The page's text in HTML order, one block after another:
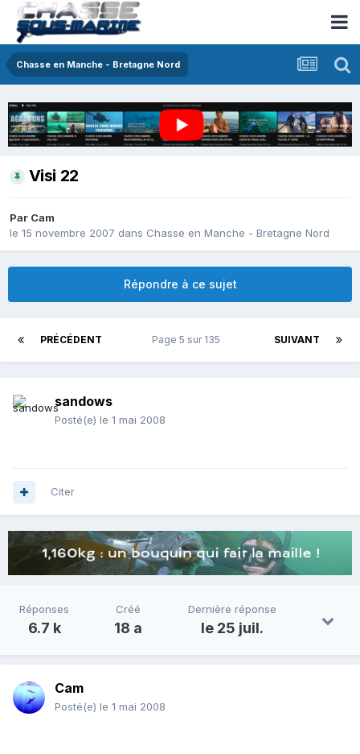
Chasse en Manche - Bretagne Nord
Visi 22
Par Cam
le 15 novembre 2007 dans Chasse en Manche - Bretagne Nord
Répondre à ce sujet
PRÉCÉDENT SUIVANT
Page 5 sur 135
sandows
Posté(e) le 1 mai 2008
Citer
Réponses
6.7 k
Créé
18 a
Dernière réponse
le 25 juil.
Cam
Posté(e) le 1 mai 2008